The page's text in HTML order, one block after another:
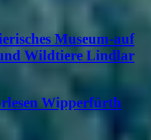
Museum-auf
Wildtiere Lindlar
Wipperfürth